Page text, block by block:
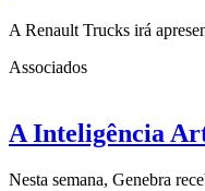
A Renault Trucks irá
Associados
A Inteligência
Nesta semana, Genebra